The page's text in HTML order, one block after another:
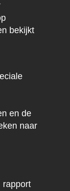
bekijkt
en de
naar
rapport